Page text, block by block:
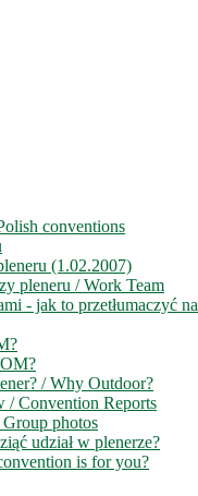
conventions
(1.02.2007)
pleneru / Work Team
- jak to przetłumaczyć na
/ Why Outdoor?
/ Convention Reports
photos
udział w plenerze?
is for you?